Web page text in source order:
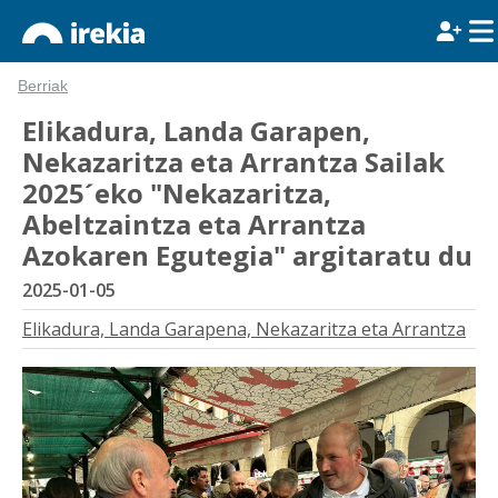
Berriak
Elikadura, Landa Garapen,
Nekazaritza eta Arrantza Sailak
2025´eko "Nekazaritza,
Abeltzaintza eta Arrantza
Azokaren Egutegia" argitaratu du
2025-01-05
Elikadura, Landa Garapena, Nekazaritza eta Arrantza